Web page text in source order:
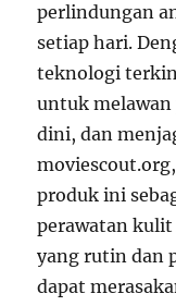
perlindungan
setiap hari.
teknologi
untuk melawan
dini, dan
produk ini
perawatan kulit
yang rutin dan
dapat